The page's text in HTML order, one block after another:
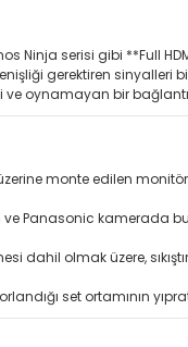
Ninja serisi gibi **Full
gerektiren
ve oynamayan bir
monte edilen
Panasonic kamerada
dahil olmak üzere,
set ortamının